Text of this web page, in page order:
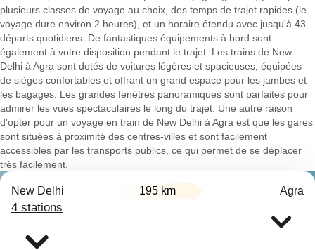
plusieurs classes de voyage au choix, des temps de trajet rapides (le
voyage dure environ 2 heures), et un horaire étendu avec jusqu'à 43
départs quotidiens. De fantastiques équipements à bord sont
également à votre disposition pendant le trajet. Les trains de New
Delhi à Agra sont dotés de voitures légères et spacieuses, équipées
de sièges confortables et offrant un grand espace pour les jambes et
les bagages. Les grandes fenêtres panoramiques sont parfaites pour
admirer les vues spectaculaires le long du trajet. Une autre raison
d'opter pour un voyage en train de New Delhi à Agra est que les gares
sont situées à proximité des centres-villes et sont facilement
accessibles par les transports publics, ce qui permet de se déplacer
très facilement.
New Delhi 195 km Agra
4 stations